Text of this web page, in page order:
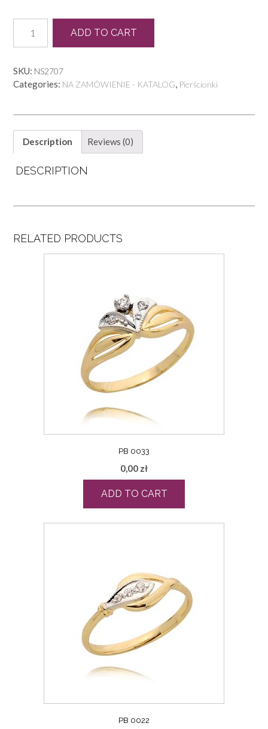
0909
quantity
ADD TO CART
SKU: NS2707
Categories: NA ZAMÓWIENIE - KATALOG, Pierścionki
Description Reviews (0)
DESCRIPTION
RELATED PRODUCTS
PB 0033
0,00 zł
ADD TO CART
PB 0022